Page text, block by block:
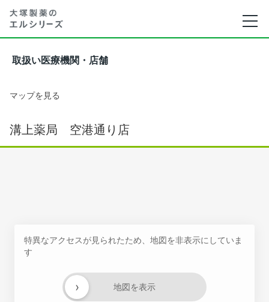
取扱い医療機関・店舗
マップを見る
溝上薬局 空港通り店
特異なアクセスが見られたため、地図を非表示にしていま
す
地図を表示
›